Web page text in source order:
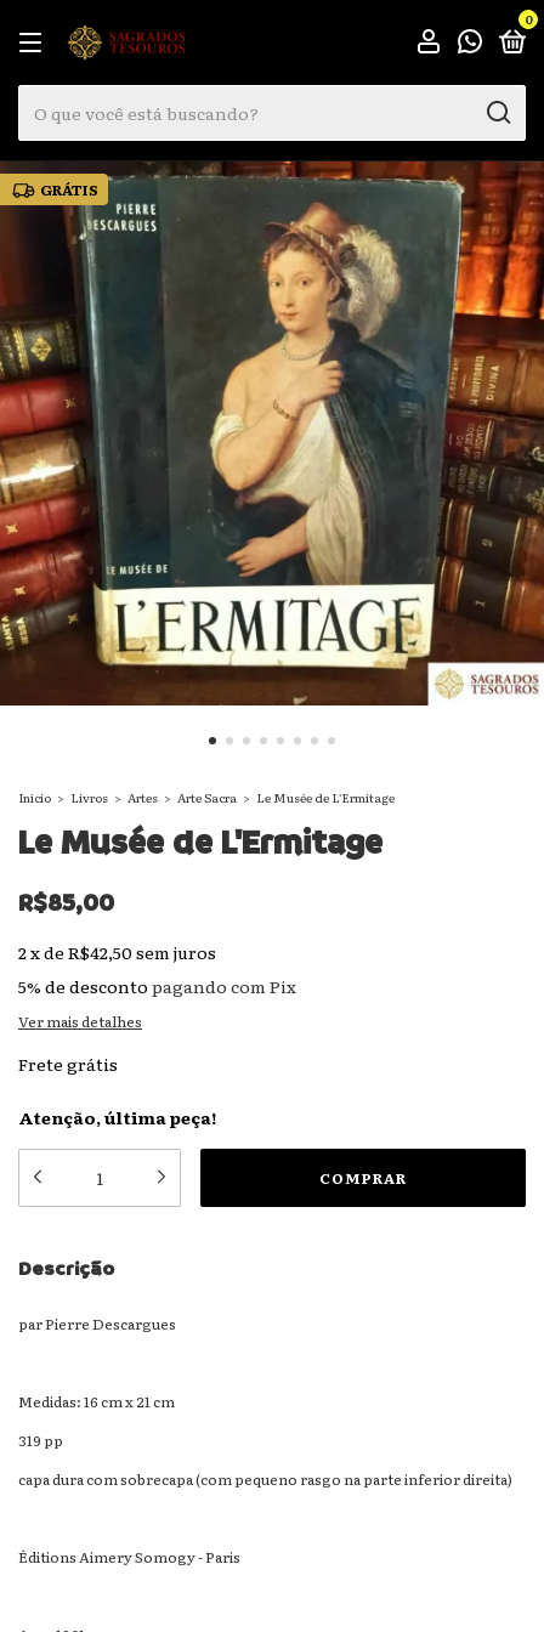
0
GRÁTIS
Início > Livros > Artes > Arte Sacra > Le Musée de L'Ermitage
Le Musée de L'Ermitage
R$85,00
2xde R$42,50 sem juros
5% de desconto pagando com Pix
Ver mais detalhes
Frete grátis
Atenção, última peça!
Descrição
par Pierre Descargues
Medidas: 16 cm x 21 cm
319 pp
capa dura com sobrecapa (com pequeno rasgo na parte inferior direita)
Éditions Aimery Somogy - Paris